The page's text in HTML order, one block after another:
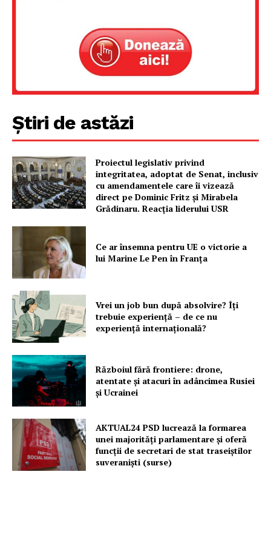
Un proiect
FREEDOM HOUSE ROMÂNIA
PRESShub
Proiecte editoriale
Rețea
Contact
Știri de astăzi
Proiectul legislativ privind
integritatea, adoptat de Senat, inclusiv
cu amendamentele care îi vizează
direct pe Dominic Fritz și Mirabela
Grădinaru. Reacția liderului USR
Ce ar însemna pentru UE o victorie a
lui Marine Le Pen în Franța
Vrei un job bun după absolvire? Îți
trebuie experiență – de ce nu
experiență internațională?
Războiul fără frontiere: drone,
atentate și atacuri în adâncimea Rusiei
și Ucrainei
AKTUAL24 PSD lucrează la formarea
unei majorităţi parlamentare și oferă
funcții de secretari de stat traseiștilor
suveraniști (surse)